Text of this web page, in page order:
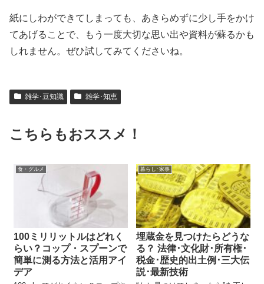
紙にしわができてしまっても、あきらめずに少し手をかけ
てあげることで、もう一度大切な思い出や資料が蘇るかも
しれません。ぜひ試してみてくださいね。
雑学･豆知識 雑学･知恵
こちらもおススメ！
食・グルメ
100ミリリットルはどれく
らい？コップ・スプーンで
簡単に測る方法と活用アイ
デア
暮らし･家事
埋蔵金を見つけたらどうな
る？ 法律･文化財･所有権･
税金･歴史的出土例･三大伝
説･最新技術